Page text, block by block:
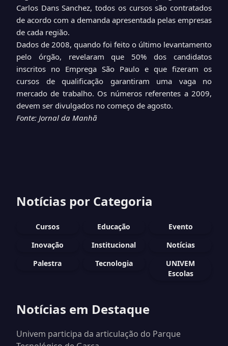
Carlos Dans Sanchez, todos os cursos são contratados
de acordo com a demanda apresentada pelas empresas
de cada região.
Dados de 2008, quando foi feito o último levantamento
pelo órgão, revelaram que 50% dos candidatos
inscritos no Emprega São Paulo e que fizeram os
cursos de qualificação garantiram uma vaga no
mercado de trabalho. Os números referentes a 2009,
devem ser divulgados no começo de agosto.
Fonte: Jornal da Manhã
Notícias por Categoria
Cursos Educação
Evento
Inovação
Institucional
Notícias
Palestra
Tecnologia
UNIVEM
Escolas
Notícias em Destaque
Univem participa da articulação do Parque